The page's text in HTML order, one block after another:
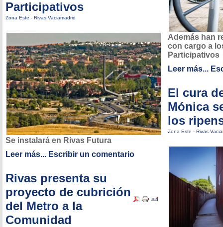
Participativos
Zona Este - Rivas Vaciamadrid
Se instalará en Rivas Futura
Leer más... Escribir un comentario
Rivas presenta su
proyecto de cubrición
del Metro a la
Comunidad
Además han
con cargo a
Participativos
Leer más...
El cura
Mónica
los
Zona Este - Rivas